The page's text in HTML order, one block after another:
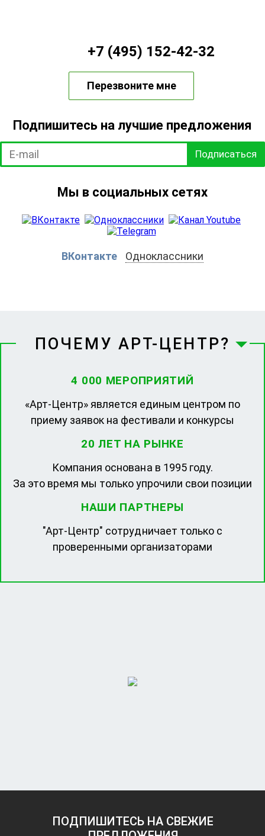
+7 (495) 152-42-32
Перезвоните мне
Подпишитесь на лучшие предложения
Подписаться
Мы в социальных сетях
ВКонтакте Одноклассники
ПОЧЕМУ АРТ-ЦЕНТР?
4 000 МЕРОПРИЯТИЙ
«Арт-Центр» является единым центром по
приему заявок на фестивали и конкурсы
20 ЛЕТ НА РЫНКЕ
Компания основана в 1995 году.
За это время мы только упрочили свои позиции
НАШИ ПАРТНЕРЫ
"Арт-Центр" сотрудничает только с
проверенными организаторами
ПОДПИШИТЕСЬ НА СВЕЖИЕ